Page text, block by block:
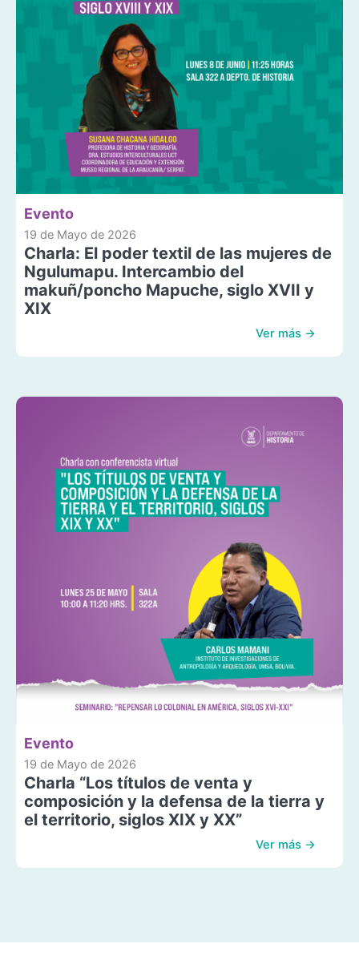
Evento
19 de Mayo de 2026
Charla: El poder textil de las mujeres de
Ngulumapu. Intercambio del
makuñ/poncho Mapuche, siglo XVII y
XIX
Ver más →
Evento
19 de Mayo de 2026
Charla “Los títulos de venta y
composición y la defensa de la tierra y
el territorio, siglos XIX y XX”
Ver más →